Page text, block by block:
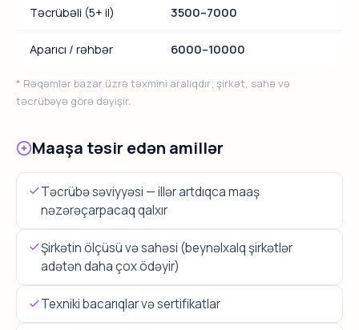
Təcrübəli (5+ il) 3500–7000
Aparıcı / rəhbər 6000–10000
* Rəqəmlər bazar üzrə təxmini aralıqdır; şirkət, sahə və
təcrübəyə görə dəyişir.
Maaşa təsir edən amillər
Təcrübə səviyyəsi — illər artdıqca maaş
nəzərəçarpacaq qalxır
Şirkətin ölçüsü və sahəsi (beynəlxalq şirkətlər
adətən daha çox ödəyir)
Texniki bacarıqlar və sertifikatlar